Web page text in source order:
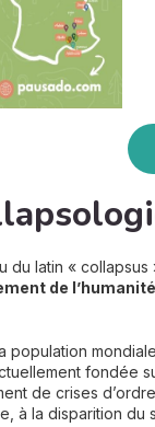
du latin « collapsus
de
population
fondée
de crises
à la disparition